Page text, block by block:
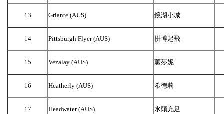
13 Griante (AUS) 鏡湖小城
14 Pittsburgh Flyer (AUS) 拼博起飛
15 Vezalay (AUS) 蕙莎妮
16 Heatherly (AUS) 希德莉
17 Headwater (AUS) 水頭充足